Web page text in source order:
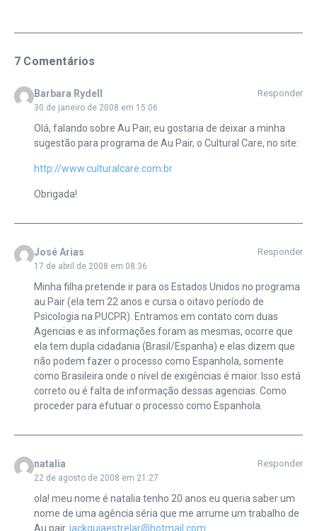
7 Comentários
Barbara Rydell
30 de janeiro de 2008 em 15:06
Responder
Olá, falando sobre Au Pair, eu gostaria de deixar a minha
sugestão para programa de Au Pair, o Cultural Care, no site:
http://www.culturalcare.com.br
Obrigada!
José Arias
17 de abril de 2008 em 08:36
Responder
Minha filha pretende ir para os Estados Unidos no programa
au Pair (ela tem 22 anos e cursa o oitavo período de
Psicologia na PUCPR). Entramos em contato com duas
Agencias e as informações foram as mesmas, ocorre que
ela tem dupla cidadania (Brasil/Espanha) e elas dizem que
não podem fazer o processo como Espanhola, somente
como Brasileira onde o nível de exigências é maior. Isso está
correto ou é falta de informação dessas agencias. Como
proceder para efutuar o processo como Espanhola.
natalia
22 de agosto de 2008 em 21:27
Responder
ola! meu nome é natalia tenho 20 anos eu queria saber um
nome de uma agência séria que me arrume um trabalho de
Au pair. jackguiaestrelar@hotmail.com